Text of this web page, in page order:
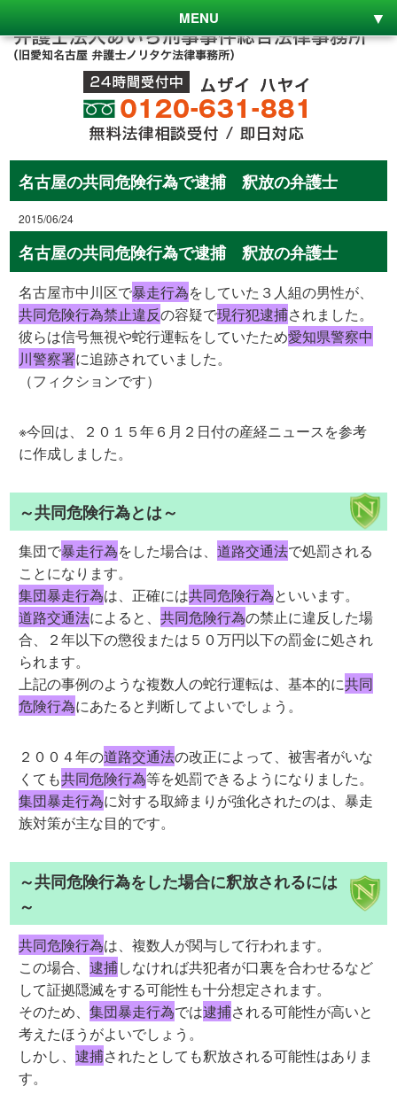
MENU
名古屋の共同危険行為で逮捕 釈放の弁護士
2015/06/24
名古屋の共同危険行為で逮捕 釈放の弁護士
名古屋市中川区で暴走行為をしていた３人組の男性が、
共同危険行為禁止違反の容疑で現行犯逮捕されました。
彼らは信号無視や蛇行運転をしていたため愛知県警察中
川警察署に追跡されていました。
（フィクションです）
※今回は、２０１５年６月２日付の産経ニュースを参考
に作成しました。
～共同危険行為とは～
集団で暴走行為をした場合は、道路交通法で処罰される
ことになります。
集団暴走行為は、正確には共同危険行為といいます。
道路交通法によると、共同危険行為の禁止に違反した場
合、２年以下の懲役または５０万円以下の罰金に処され
られます。
上記の事例のような複数人の蛇行運転は、基本的に共同
危険行為にあたると判断してよいでしょう。
２００４年の道路交通法の改正によって、被害者がいな
くても共同危険行為等を処罰できるようになりました。
集団暴走行為に対する取締まりが強化されたのは、暴走
族対策が主な目的です。
～共同危険行為をした場合に釈放されるには
～
共同危険行為は、複数人が関与して行われます。
この場合、逮捕しなければ共犯者が口裏を合わせるなど
して証拠隠滅をする可能性も十分想定されます。
そのため、集団暴走行為では逮捕される可能性が高いと
考えたほうがよいでしょう。
しかし、逮捕されたとしても釈放される可能性はありま
す。